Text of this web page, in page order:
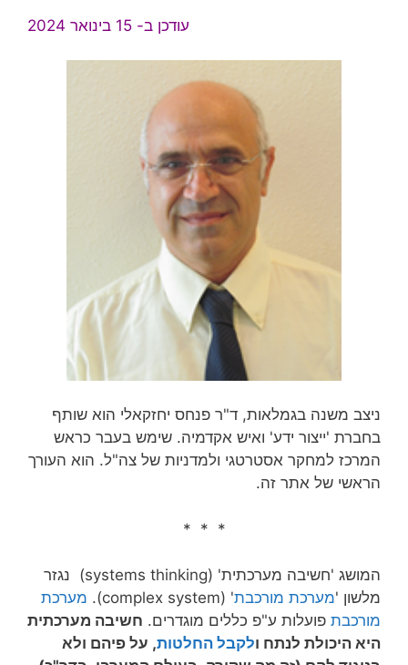
עודכן ב- 15 בינואר 2024
ניצב משנה בגמלאות, ד"ר פנחס יחזקאלי הוא שותף
בחברת 'ייצור ידע' ואיש אקדמיה. שימש בעבר כראש
המרכז למחקר אסטרטגי ולמדניות של צה"ל. הוא העורך
הראשי של אתר זה.
* * *
המושג 'חשיבה מערכתית' (systems thinking) נגזר
מלשון 'מערכת מורכבת' (complex system).
מערכת
מורכבת פועלות ע"פ כללים מוגדרים. חשיבה מערכתית
היא היכולת לנתח ולקבל החלטות, על פיהם ולא